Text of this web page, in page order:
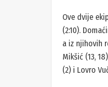
Ove dvije
(2:10).
a iz njihovih
Mikšić (13,
(2) i Lovro